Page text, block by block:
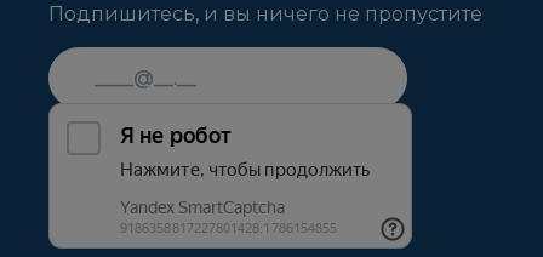
Подпишитесь, и вы ничего не пропустите